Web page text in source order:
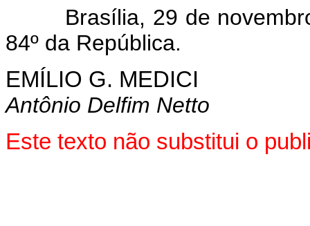
Brasília, 29 de novembro
84º da República.
EMÍLIO G. MEDICI
Antônio Delfim Netto
Este texto não substitui o